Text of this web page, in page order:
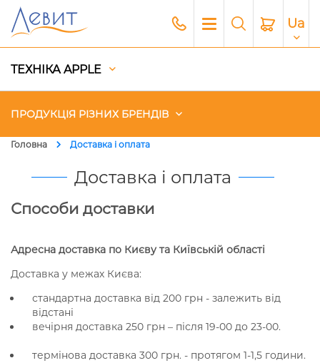
Ua
ТЕХНІКА APPLE
ПРОДУКЦІЯ РІЗНИХ БРЕНДІВ
Акустика
Гаджети
Платний сервіс Apple
Головна Доставка і оплата
Доставка і оплата
Способи доставки
Адресна доставка по Києву та Київській області
Доставка у межах Києва:
стандартна доставка вiд 200 грн - залежить від
відстані
вечірня доставка 250 грн – після 19-00 до 23-00.
термінова доставка 300 грн. - протягом 1-1,5 години.